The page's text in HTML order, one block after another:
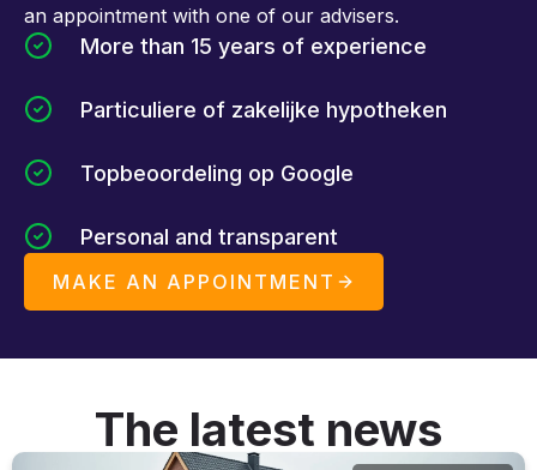
an appointment with one of our advisers.
More than 15 years of experience
Particuliere of zakelijke hypotheken
Topbeoordeling op Google
Personal and transparent
MAKE AN APPOINTMENT
The latest news